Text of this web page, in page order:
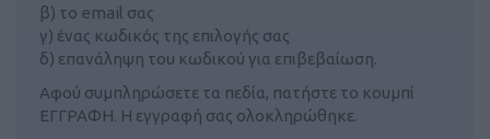
β) το email σας
γ) ένας κωδικός της επιλογής σας
δ) επανάληψη του κωδικού για επιβεβαίωση.
Αφού συμπληρώσετε τα πεδία, πατήστε το κουμπί
ΕΓΓΡΑΦΗ. Η εγγραφή σας ολοκληρώθηκε.